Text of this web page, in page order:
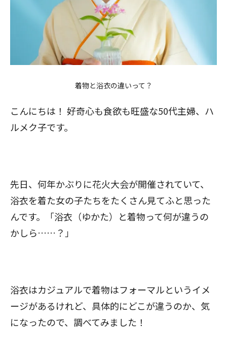
着物と浴衣の違いって？
こんにちは！ 好奇心も食欲も旺盛な50代主婦、ハ
ルメク子です。
先日、何年かぶりに花火大会が開催されていて、
浴衣を着た女の子たちをたくさん見てふと思った
んです。「浴衣（ゆかた）と着物って何が違うの
かしら……？」
浴衣はカジュアルで着物はフォーマルというイメ
ージがあるけれど、具体的にどこが違うのか、気
になったので、調べてみました！